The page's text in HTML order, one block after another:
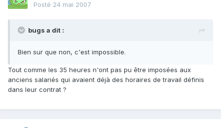
Posté 24 mai 2007
bugs a dit :
Bien sur que non, c'est impossible.
Tout comme les 35 heures n'ont pas pu être imposées aux
anciens salariés qui avaient déjà des horaires de travail définis
dans leur contrat ?